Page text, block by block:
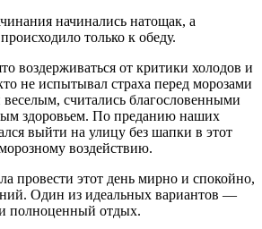
начинались натощак, а
только к обеду.
воздерживаться от критики холодов и
не испытывал страха перед морозами
считались благословенными
здоровьем. По преданию наших
выйти на улицу без шапки в этот
воздействию.
провести этот день мирно и спокойно,
Один из идеальных вариантов —
полноценный отдых.